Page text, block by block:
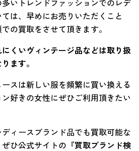
いトレンドファッションでのレデ
は、早めにお売りいただくこと
の買取をさせて頂きます。
くいヴィンテージ品などは取り扱
ます。
スは新しい服を頻繁に買い換える
好きの女性にぜひご利用頂きたい
ィースブランド品でも買取可能な
ひ公式サイトの 『買取ブランド検